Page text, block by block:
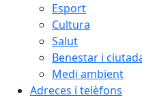
Esport
Cultura
Salut
Benestar i
Medi ambient
Adreces i telèfons